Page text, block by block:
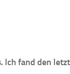
Ich fand den